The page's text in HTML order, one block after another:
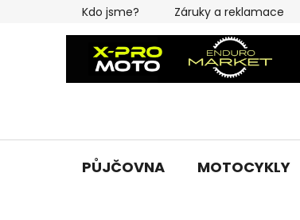
Kdo jsme? Záruky a reklamace
PŮJČOVNA MOTOCYKLY